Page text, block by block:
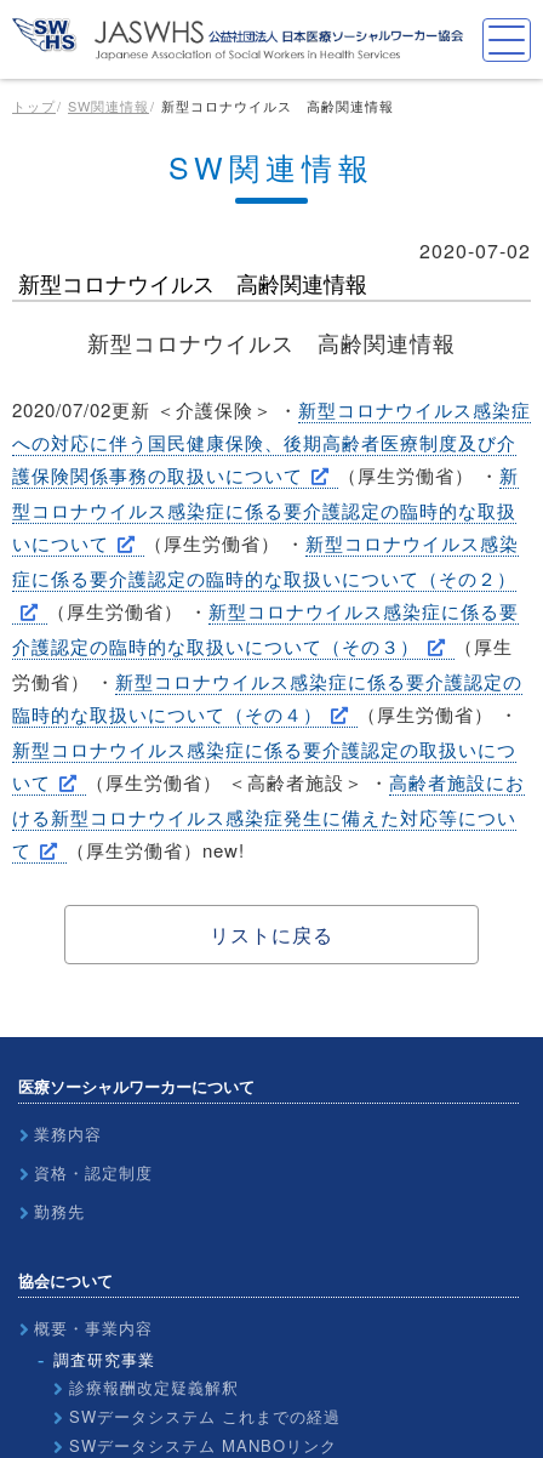
トップ SW関連情報 新型コロナウイルス 高齢関連情報
SW関連情報
2020-07-02
新型コロナウイルス 高齢関連情報
新型コロナウイルス 高齢関連情報
2020/07/02更新 ＜介護保険＞ ・ 新型コロナウイルス感染症
への対応に伴う国民健康保険、後期高齢者医療制度及び介
護保険関係事務の取扱いについて
（厚生労働省） ・ 新
型コロナウイルス感染症に係る要介護認定の臨時的な取扱
いについて
（厚生労働省） ・ 新型コロナウイルス感染
症に係る要介護認定の臨時的な取扱いについて（その２）
（厚生労働省） ・ 新型コロナウイルス感染症に係る要
介護認定の臨時的な取扱いについて（その３）
（厚生
労働省） ・ 新型コロナウイルス感染症に係る要介護認定の
臨時的な取扱いについて（その４）
（厚生労働省） ・
新型コロナウイルス感染症に係る要介護認定の取扱いにつ
いて
（厚生労働省） ＜高齢者施設＞ ・ 高齢者施設にお
ける新型コロナウイルス感染症発生に備えた対応等につい
て
（厚生労働省）new!
リストに戻る
医療ソーシャルワーカーについて
業務内容
資格・認定制度
勤務先
協会について
概要・事業内容
調査研究事業
診療報酬改定疑義解釈
SWデータシステム これまでの経過
SWデータシステム MANBOリンク